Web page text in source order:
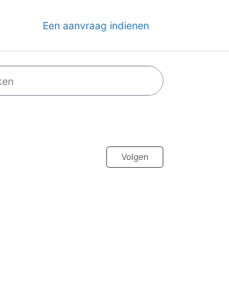
Een aanvraag indienen
Volgen